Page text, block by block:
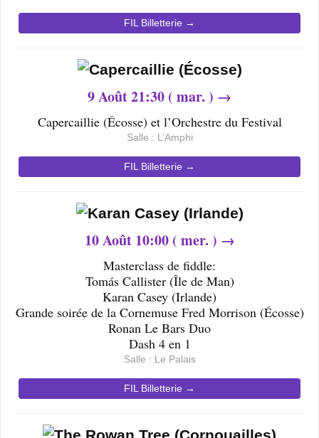
FIL Billetterie →
9Août 21:30 ( mar. ) →
Capercaillie (Écosse) et l’Orchestre du Festival
Salle : L’Amphi
FIL Billetterie →
10Août 10:00 ( mer. ) →
Masterclass de fiddle:
Tomás Callister (Île de Man)
Karan Casey (Irlande)
Grande soirée de la Cornemuse Fred Morrison (Écosse)
Ronan Le Bars Duo
Dash 4 en 1
Salle : Le Palais
FIL Billetterie →